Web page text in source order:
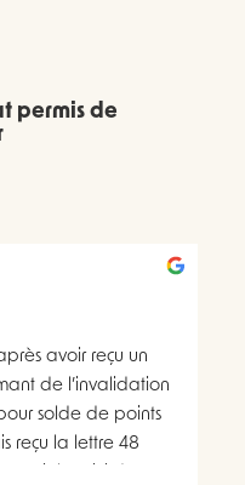
permis de
avoir reçu un
de l’invalidation
solde de points
reçu la lettre 48